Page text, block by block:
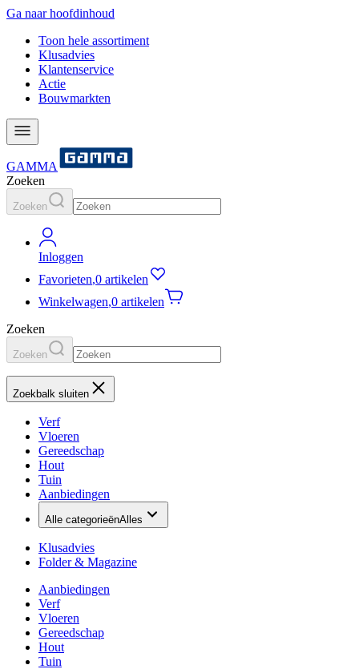
Ga naar hoofdinhoud
Toon hele assortiment
Klusadvies
Klantenservice
Actie
Bouwmarkten
GAMMA
Zoeken
Zoeken
Inloggen
Favorieten,0 artikelen
Winkelwagen,0 artikelen
Zoeken
Zoeken
Zoekbalk sluiten
Verf
Vloeren
Gereedschap
Hout
Tuin
Aanbiedingen
Alle categorieënAlles
Klusadvies
Folder & Magazine
Aanbiedingen
Verf
Vloeren
Gereedschap
Hout
Tuin